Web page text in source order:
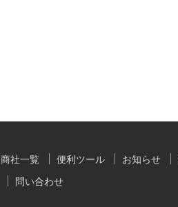
商社一覧 便利ツール お知らせ
問い合わせ